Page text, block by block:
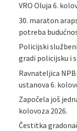
VRO Oluja 6.
30. maraton
potreba
Policijski
gradi policijsku i
Ravnateljica
ustanova 6.
Započela još
kolovoza 2026.
Čestitka